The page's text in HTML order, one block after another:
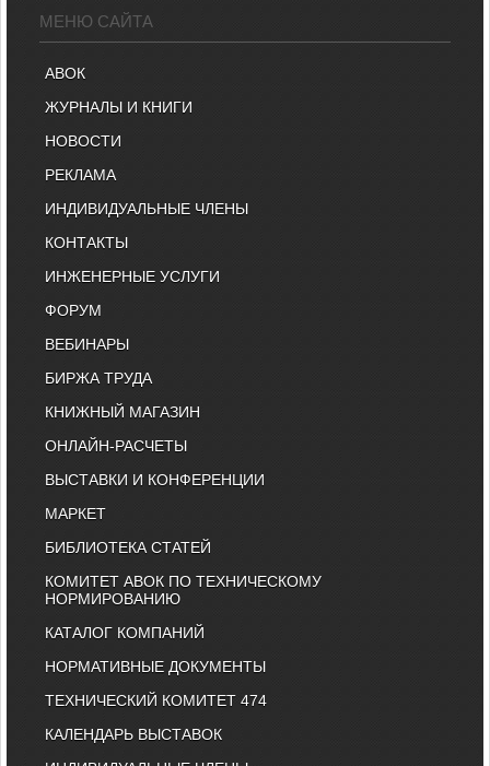
МЕНЮ САЙТА
АВОК
ЖУРНАЛЫ И КНИГИ
НОВОСТИ
РЕКЛАМА
ИНДИВИДУАЛЬНЫЕ ЧЛЕНЫ
КОНТАКТЫ
ИНЖЕНЕРНЫЕ УСЛУГИ
ФОРУМ
ВЕБИНАРЫ
БИРЖА ТРУДА
КНИЖНЫЙ МАГАЗИН
ОНЛАЙН-РАСЧЕТЫ
ВЫСТАВКИ И КОНФЕРЕНЦИИ
МАРКЕТ
БИБЛИОТЕКА СТАТЕЙ
КОМИТЕТ АВОК ПО ТЕХНИЧЕСКОМУ
НОРМИРОВАНИЮ
КАТАЛОГ КОМПАНИЙ
НОРМАТИВНЫЕ ДОКУМЕНТЫ
ТЕХНИЧЕСКИЙ КОМИТЕТ 474
КАЛЕНДАРЬ ВЫСТАВОК